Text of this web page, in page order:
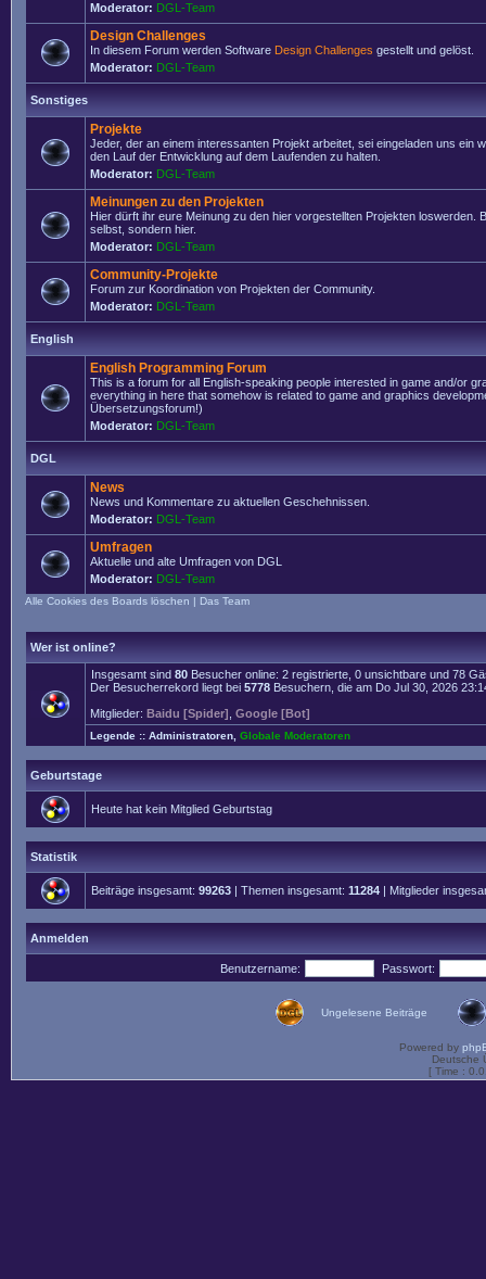
Moderator: DGL-Team
Design Challenges
In diesem Forum werden Software Design Challenges gestellt und gelöst.
Moderator: DGL-Team
Sonstiges
Projekte
Jeder, der an einem interessanten Projekt arbeitet, sei eingeladen uns ein
den Lauf der Entwicklung auf dem Laufenden zu halten.
Moderator: DGL-Team
Meinungen zu den Projekten
Hier dürft ihr eure Meinung zu den hier vorgestellten Projekten loswerden.
selbst, sondern hier.
Moderator: DGL-Team
Community-Projekte
Forum zur Koordination von Projekten der Community.
Moderator: DGL-Team
English
English Programming Forum
This is a forum for all English-speaking people interested in game and/or
everything in here that somehow is related to game and graphics
Übersetzungsforum!)
Moderator: DGL-Team
DGL
News
News und Kommentare zu aktuellen Geschehnissen.
Moderator: DGL-Team
Umfragen
Aktuelle und alte Umfragen von DGL
Moderator: DGL-Team
Alle Cookies des Boards löschen | Das Team
Wer ist online?
Insgesamt sind 80 Besucher online: 2 registrierte, 0 unsichtbare und 78
Der Besucherrekord liegt bei 5778 Besuchern, die am Do Jul 30, 2026
Mitglieder: Baidu [Spider] Google [Bot]
Legende :: Administratoren Globale Moderatoren
Geburtstage
Heute hat kein Mitglied Geburtstag
Statistik
Beiträge insgesamt: 99263 | Themen insgesamt: 11284 | Mitglieder
Anmelden
Benutzername: Passwort:
Ungelesene Beiträge
Powered by
Deutsche
[ Time :